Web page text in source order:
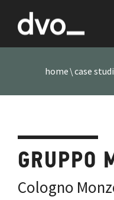
home case
GRUPPO
Cologno